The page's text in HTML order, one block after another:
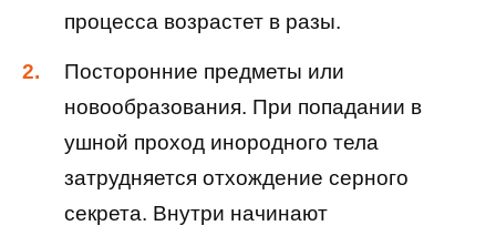
процесса возрастет в разы.
Посторонние предметы или
новообразования. При попадании в
ушной проход инородного тела
затрудняется отхождение серного
секрета. Внутри начинают